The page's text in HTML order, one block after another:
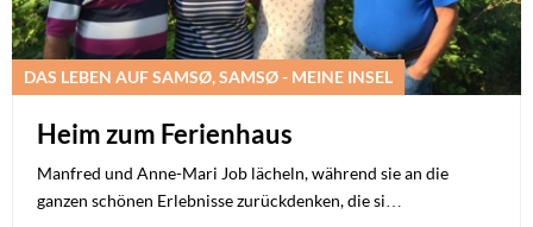
DAS LEBEN AUF SAMSØ, SAMSØ - MEINE INSEL
Heim zum Ferienhaus
Manfred und Anne-Mari Job lächeln, während sie an die
ganzen schönen Erlebnisse zurückdenken, die si…